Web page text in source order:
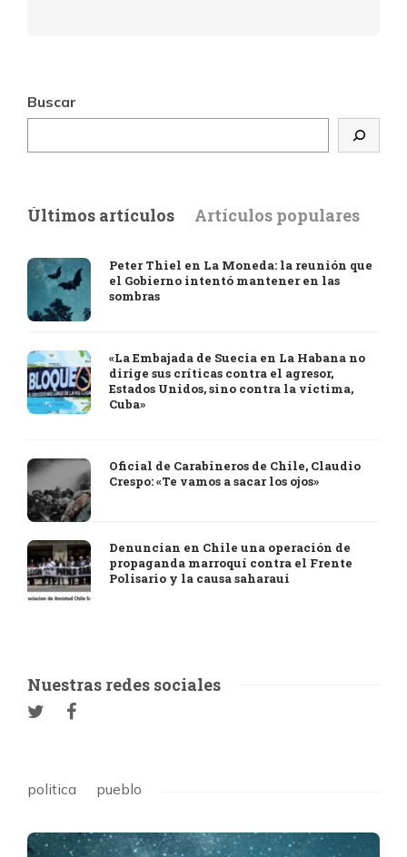
Buscar
Últimos artículos Artículos populares
Peter Thiel en La Moneda: la reunión que
el Gobierno intentó mantener en las
sombras
«La Embajada de Suecia en La Habana no
dirige sus críticas contra el agresor,
Estados Unidos, sino contra la víctima,
Cuba»
Oficial de Carabineros de Chile, Claudio
Crespo: «Te vamos a sacar los ojos»
Denuncian en Chile una operación de
propaganda marroquí contra el Frente
Polisario y la causa saharaui
Nuestras redes sociales
politica pueblo